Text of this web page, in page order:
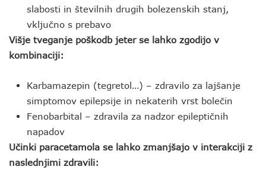
slabosti in številnih drugih bolezenskih stanj,
vključno s prebavo
Višje tveganje poškodb jeter se lahko zgodijo v
kombinaciji:
Karbamazepin (tegretol…) – zdravilo za lajšanje
simptomov epilepsije in nekaterih vrst bolečin
Fenobarbital – zdravila za nadzor epileptičnih
napadov
Učinki paracetamola se lahko zmanjšajo v interakciji z
naslednjimi zdravili: